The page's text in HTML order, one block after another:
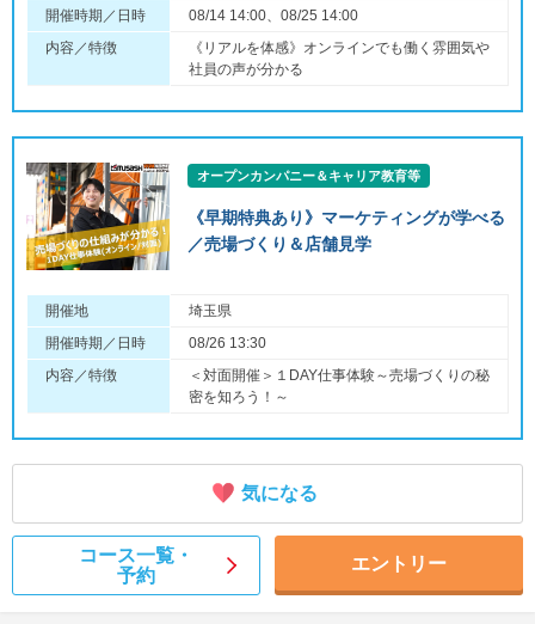
開催時期／日時
08/14 14:00、08/25 14:00
内容／特徴
《リアルを体感》オンラインでも働く雰囲気や
社員の声が分かる
オープンカンパニー＆キャリア教育等
《早期特典あり》マーケティングが学べる
／売場づくり＆店舗見学
開催地
埼玉県
開催時期／日時
08/26 13:30
内容／特徴
＜対面開催＞１DAY仕事体験～売場づくりの秘
密を知ろう！～
気になる
コース一覧・
予約
エントリー